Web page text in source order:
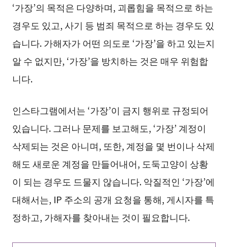
‘가장’의 목적은 다양하며, 괴롭힘을 목적으로 하는
경우도 있고, 사기 등 범죄 목적으로 하는 경우도 있
습니다. 가해자가 어떤 의도로 ‘가장’을 하고 있는지
알 수 없지만, ‘가장’을 방치하는 것은 매우 위험합
니다.
인스타그램에서는 ‘가장’이 금지 행위로 규정되어
있습니다. 그러나 문제를 보고해도, ‘가장’ 계정이
삭제되는 것은 아니며, 또한, 계정을 몇 번이나 삭제
해도 새로운 계정을 만들어내어, 도둑고양이 상황
이 되는 경우도 드물지 않습니다. 악질적인 ‘가장’에
대해서는, IP 주소의 공개 요청을 통해, 게시자를 특
정하고, 가해자를 찾아내는 것이 필요합니다.